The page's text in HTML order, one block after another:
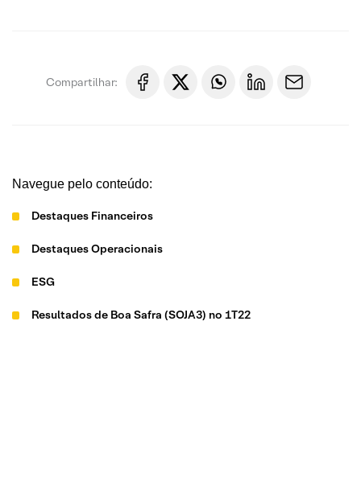
Compartilhar:
Navegue pelo conteúdo:
Destaques Financeiros
Destaques Operacionais
ESG
Resultados de Boa Safra (SOJA3) no 1T22